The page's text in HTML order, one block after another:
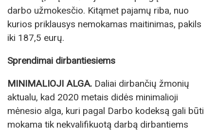
darbo užmokesčio. Kitąmet pajamų riba, nuo
kurios priklausys nemokamas maitinimas, pakils
iki 187,5 eurų.
Sprendimai dirbantiesiems
MINIMALIOJI ALGA. Daliai dirbančių žmonių
aktualu, kad 2020 metais didės minimalioji
mėnesio alga, kuri pagal Darbo kodeksą gali būti
mokama tik nekvalifikuotą darbą dirbantiems